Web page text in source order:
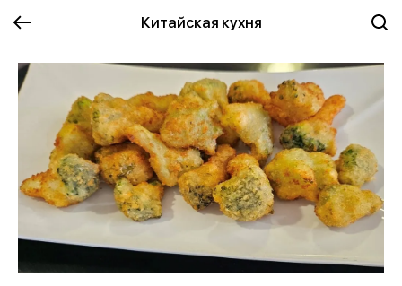
Китайская кухня